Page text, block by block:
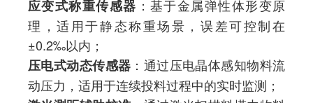
应变式称重传感器 ：基于金属弹性体形变原
理，适用于静态称重场景，误差可控制在
±0.2‰以内；
压电式动态传感器 ：通过压电晶体感知物料流
动压力，适用于连续投料过程中的实时监测；